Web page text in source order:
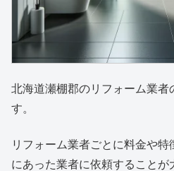
北海道瀬棚郡のリフォーム業者
す。
リフォーム業者ごとに料金や
にあった業者に依頼することが